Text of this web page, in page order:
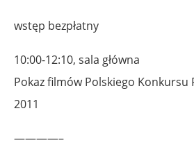
wstęp bezpłatny
10:00-12:10, sala główna
Pokaz filmów Polskiego Konkursu
2011
————–